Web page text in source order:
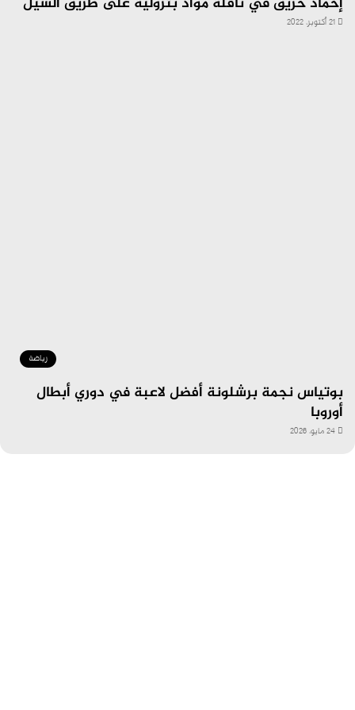
21 أكتوبر، 2022
رياضة
بوتياس نجمة برشلونة أفضل لاعبة في دوري أبطال
أوروبا
24 مايو، 2026